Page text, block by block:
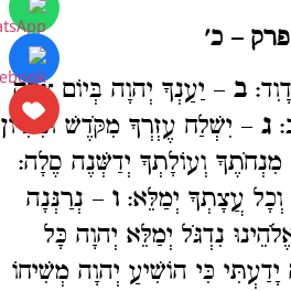
פרק – כ'
ב – יַעַנְךָ יְהוָה בְּיוֹם צָרָה
ג – יִשְׁלַח עֶזְרְךָ מִקֹּדֶשׁ וּמִצִּיּוֹן
מִנְחֹתֶךָ וְעוֹלָתְךָ יְדַשְּׁנֶה סֶלָה:
וְכָל עֲצָתְךָ יְמַלֵּא:ו – נְרַנְּנָה
נִדְגֹּל יְמַלֵּא יְהוָה כָּל
כִּי הוֹשִׁיעַ יְהוָה מְשִׁיחוֹ